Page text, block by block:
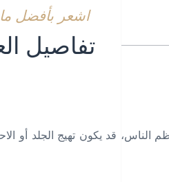
اشعر بأفضل
تفاصيل
الناس، قد يكون تهيج الجلد أو